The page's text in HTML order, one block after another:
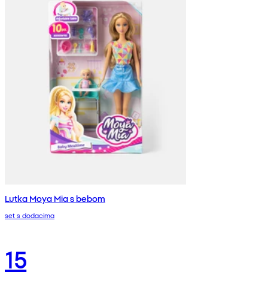
Lutka Moya Mia s bebom
set s dodacima
15